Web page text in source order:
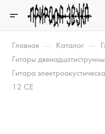
Главная — Каталог —
Гитары
Гитара
12 CE